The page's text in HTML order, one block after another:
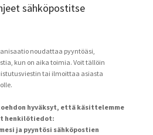
sähköpostitse
noudattaa pyyntöäsi,
kun on aika toimia. Voit tällöin
tai ilmoittaa asiasta
hyväksyt, että käsittelemme
henkilötiedot:
ja pyyntösi sähköpostien